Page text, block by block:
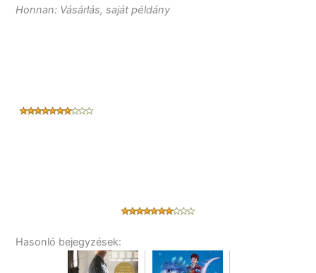
Honnan: Vásárlás, saját példány
Hasonló bejegyzések: